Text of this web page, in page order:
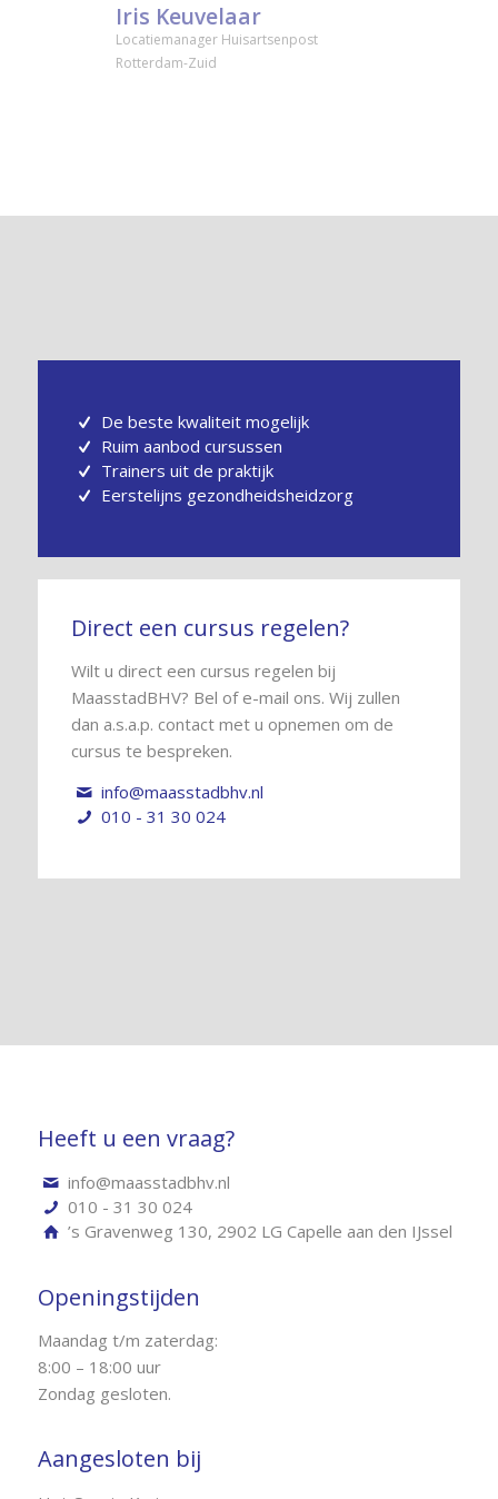
Iris Keuvelaar
Locatiemanager Huisartsenpost
Rotterdam-Zuid
De beste kwaliteit mogelijk
Ruim aanbod cursussen
Trainers uit de praktijk
Eerstelijns gezondheidsheidzorg
Direct een cursus regelen?
Wilt u direct een cursus regelen bij
MaasstadBHV? Bel of e-mail ons. Wij zullen
dan a.s.a.p. contact met u opnemen om de
cursus te bespreken.
info@maasstadbhv.nl
010 - 31 30 024
Heeft u een vraag?
info@maasstadbhv.nl
010 - 31 30 024
’s Gravenweg 130, 2902 LG Capelle aan den IJssel
Openingstijden
Maandag t/m zaterdag:
8:00 – 18:00 uur
Zondag gesloten.
Aangesloten bij